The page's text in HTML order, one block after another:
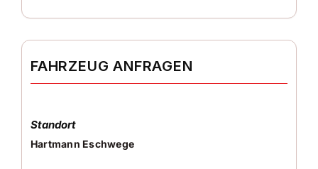
•ABS/ESP/ASR/ESC
•Beifahrerairbag abschaltbar
• Motor 2.0 TDI
• 7-Gang Doppelkupplungsgetriebe DSG
FAHRZEUG ANFRAGEN
Standort
Hartmann Eschwege